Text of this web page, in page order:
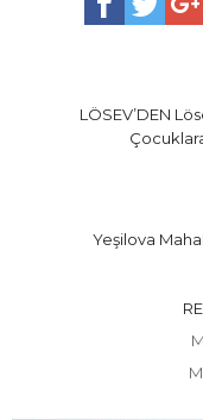
LÖSEV’DEN
Yeşilova